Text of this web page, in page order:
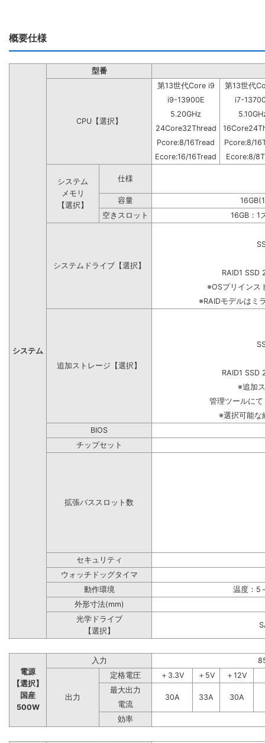
概要仕様
システム
型番
CPU【選択】
第13世代Core i9
第13世代
i9-13900E
i7-
5.20GHz
24Core32Thread
Pcore:8/16Tread
Pcore:8/
Ecore:16/16Tread
Ecore:8/
システム
メモリ
【選択】
仕様
容量
空きスロット
16GB：1
システムドライブ【選択】
RAID1 SSD
※OSプリインス
※RAIDモデルはミ
追加ストレージ【選択】
RAID1 SSD
※追加
管理ツールに
※選択可能な
BIOS
チップセット
拡張バススロット数
セキュリティ
ウォッチドッグタイマ
動作環境
温度：5
外形寸法(mm)
光学ドライブ
【選択】
電源
【選択】
国産
500W
入力
出力
定格電圧 ＋3.3V ＋5V
＋12V
最大出力
30A
33A
30A
電流
効率